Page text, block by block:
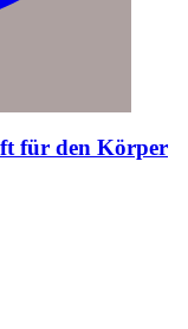
für den Körper